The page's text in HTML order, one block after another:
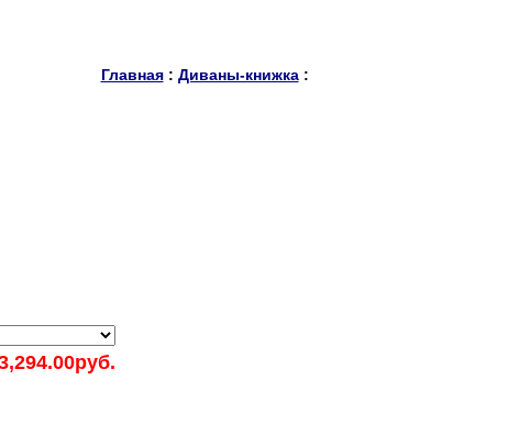
Главная: Диваны-книжка: